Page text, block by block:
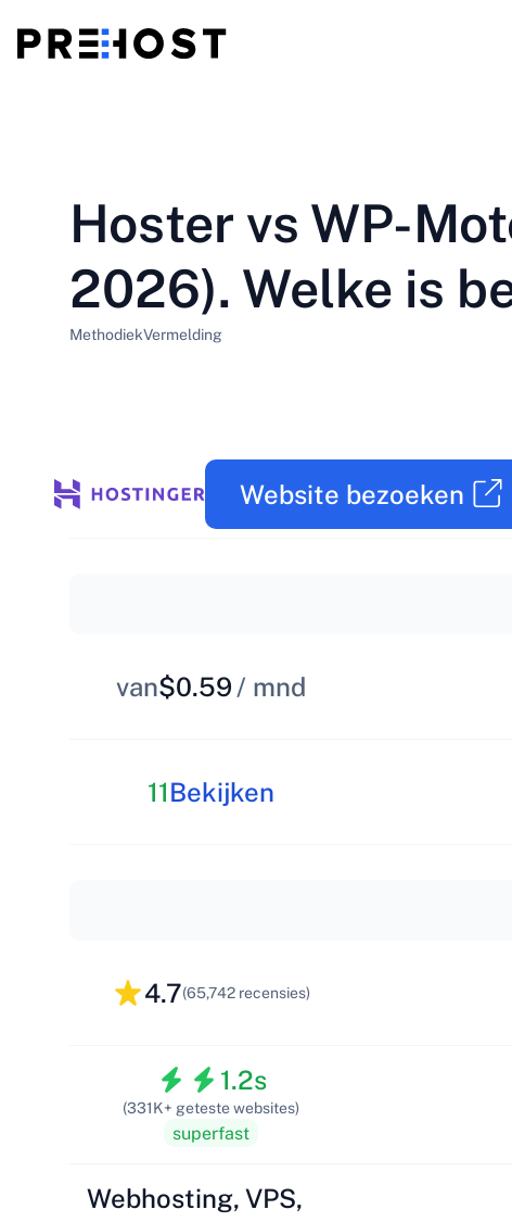
ES - Español
LT - Lietuvių LV - Latviešu
Hoster vs WP-
2026). Welke is
MethodiekVermelding
Website bezoeken
van$0.59 / mnd
11Bekijken
4.7(65,742 recensies)
1.2s
(331K+ geteste websites)
superfast
Webhosting, VPS,